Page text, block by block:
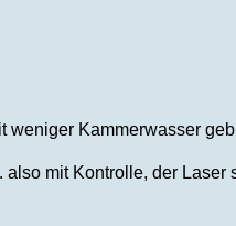
weniger Kammerwasser
mit Kontrolle, der